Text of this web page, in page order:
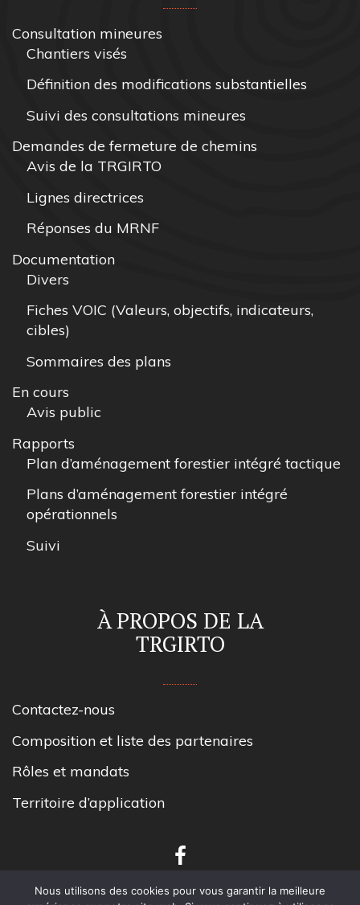
Consultation mineures
Chantiers visés
Définition des modifications substantielles
Suivi des consultations mineures
Demandes de fermeture de chemins
Avis de la TRGIRTO
Lignes directrices
Réponses du MRNF
Documentation
Divers
Fiches VOIC (Valeurs, objectifs, indicateurs,
cibles)
Sommaires des plans
En cours
Avis public
Rapports
Plan d’aménagement forestier intégré tactique
Plans d’aménagement forestier intégré
opérationnels
Suivi
À PROPOS DE LA
TRGIRTO
Contactez-nous
Composition et liste des partenaires
Rôles et mandats
Territoire d’application
Nous utilisons des cookies pour vous garantir la meilleure